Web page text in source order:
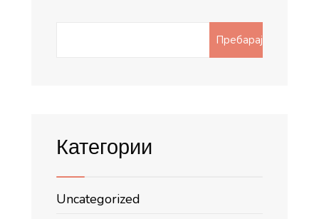
Пребарај
Категории
Uncategorized